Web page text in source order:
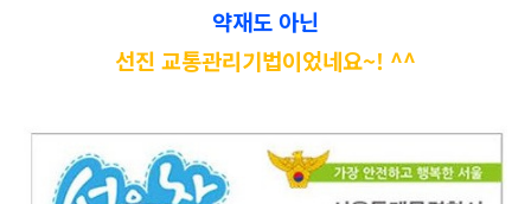
약재도 아닌
선진 교통관리기법이었네요~! ^^